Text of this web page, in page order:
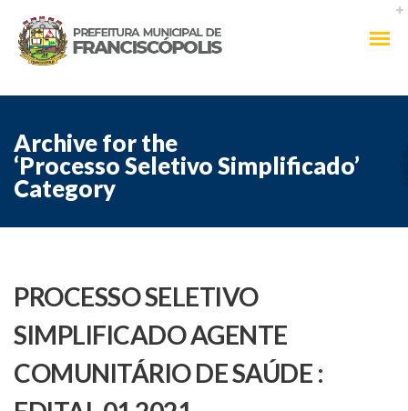
Archive for the
‘Processo Seletivo Simplificado’
Category
PROCESSO SELETIVO
SIMPLIFICADO AGENTE
COMUNITÁRIO DE SAÚDE :